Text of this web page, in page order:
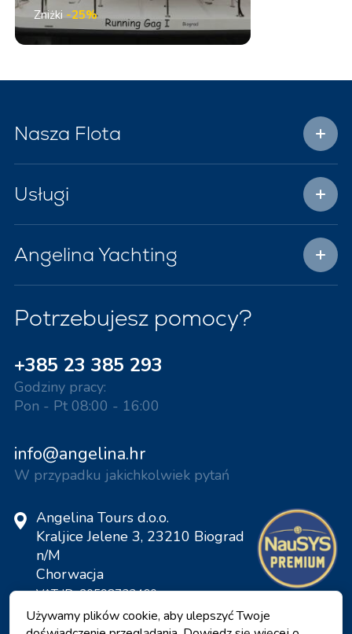
Zniżki -25%
Nasza Flota
Usługi
Angelina Yachting
Potrzebujesz pomocy?
+385 23 385 293
Godziny pracy:
Pon - Pt 08:00 - 16:00
info@angelina.hr
W przypadku jakichkolwiek pytań
Angelina Tours d.o.o.
Kraljice Jelene 3, 23210 Biograd
n/M
Chorwacja
VAT ID: 20598733460
ID: HR-AB-23-060130534, MB:
Używamy plików cookie, aby ulepszyć Twoje